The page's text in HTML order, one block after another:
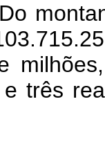
três